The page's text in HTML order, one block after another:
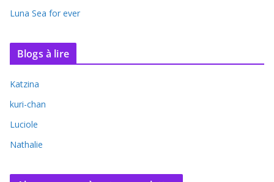
Luna Sea for ever
Blogs à lire
Katzina
kuri-chan
Luciole
Nathalie